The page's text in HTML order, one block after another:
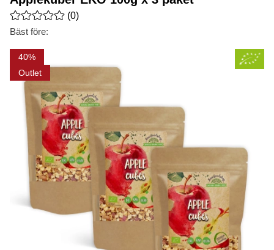
Medelbetyg 0 av 5 Antal betyg 0
(0)
Bäst före:
40
Outlet
Produktbilder Äpplekuber EKO 100g x 3 paket